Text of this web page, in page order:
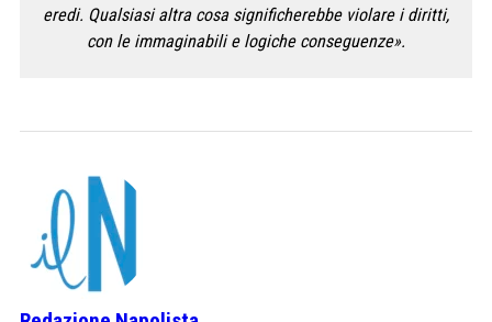
eredi. Qualsiasi altra cosa significherebbe violare i diritti,
con le immaginabili e logiche conseguenze».